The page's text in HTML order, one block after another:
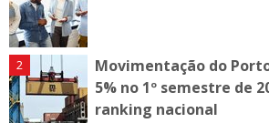
Movimentação do
5% no 1º semestre de
ranking nacional